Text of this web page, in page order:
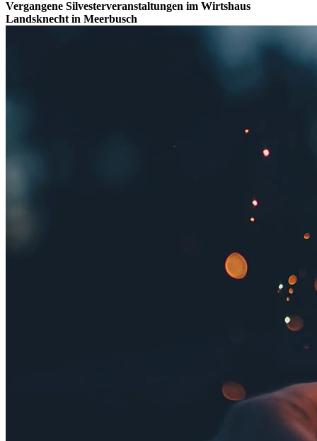
Vergangene Silvesterveranstaltungen im Wirtshaus
Landsknecht in Meerbusch